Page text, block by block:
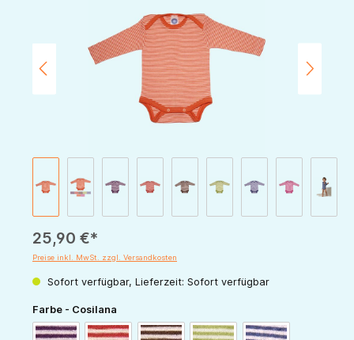
25,90 €*
Preise inkl. MwSt. zzgl. Versandkosten
Sofort verfügbar, Lieferzeit: Sofort verfügbar
Farbe - Cosilana